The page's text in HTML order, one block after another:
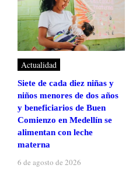
Actualidad
Siete de cada diez niñas y
niños menores de dos años
y beneficiarios de Buen
Comienzo en Medellín se
alimentan con leche
materna
6 de agosto de 2026